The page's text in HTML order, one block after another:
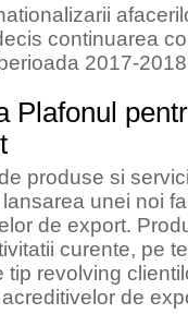
continuarea
2017-
Plafonul
produse si
unei noi
de export.
curente, pe
revolving
de